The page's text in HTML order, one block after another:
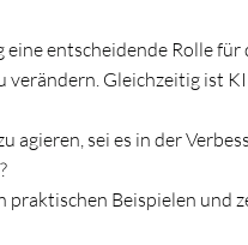
entscheidende Rolle für
Gleichzeitig ist
sei es in der
Beispielen und